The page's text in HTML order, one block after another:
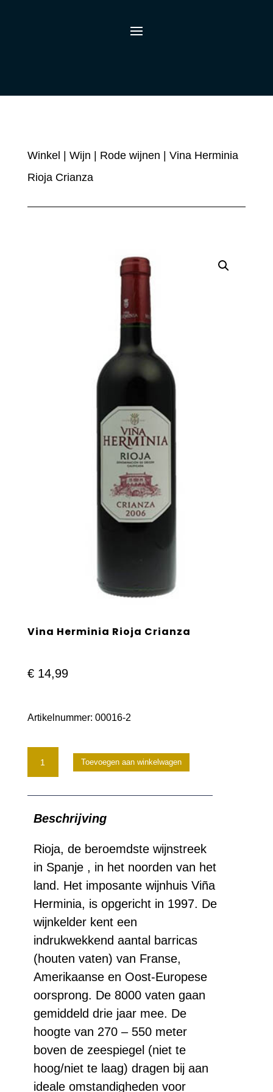
Winkel Wijn Rode wijnen | Vina Herminia
Rioja Crianza
Vina Herminia Rioja Crianza
€14,99
Artikelnummer: 00016-2
Vina
Herminia
Crianza
aantal
Toevoegen aan winkelwagen
Beschrijving
Rioja, de beroemdste wijnstreek
in Spanje , in het noorden van het
land. Het imposante wijnhuis Viña
Herminia, is opgericht in 1997. De
wijnkelder kent een
indrukwekkend aantal barricas
(houten vaten) van Franse,
Amerikaanse en Oost-Europese
oorsprong. De 8000 vaten gaan
gemiddeld drie jaar mee. De
hoogte van 270 – 550 meter
boven de zeespiegel (niet te
hoog/niet te laag) dragen bij aan
ideale omstandigheden voor